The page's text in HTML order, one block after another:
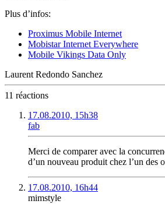
Plus d’infos:
Proximus Mobile Internet
Mobistar Internet Everywhere
Mobile Vikings Data Only
Laurent Redondo Sanchez
11 réactions
17.08.2010, 15h38
fab
Merci de comparer avec la
d’un nouveau produit chez l’un des
17.08.2010, 16h44
mimstyle